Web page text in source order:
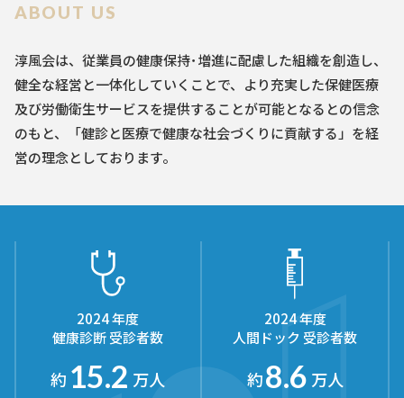
ABOUT US
淳風会は、従業員の健康保持･増進に配慮した組織を創造し、
健全な経営と一体化していくことで、 より充実した保健医療
及び労働衛生サービスを提供することが可能となるとの信念
のもと、
「健診と医療で健康な社会づくりに貢献する」を経
営の理念としております。
2024 年度
健康診断 受診者数
約 15.2 万人
2024 年度
人間ドック 受診者数
約8.6 万人